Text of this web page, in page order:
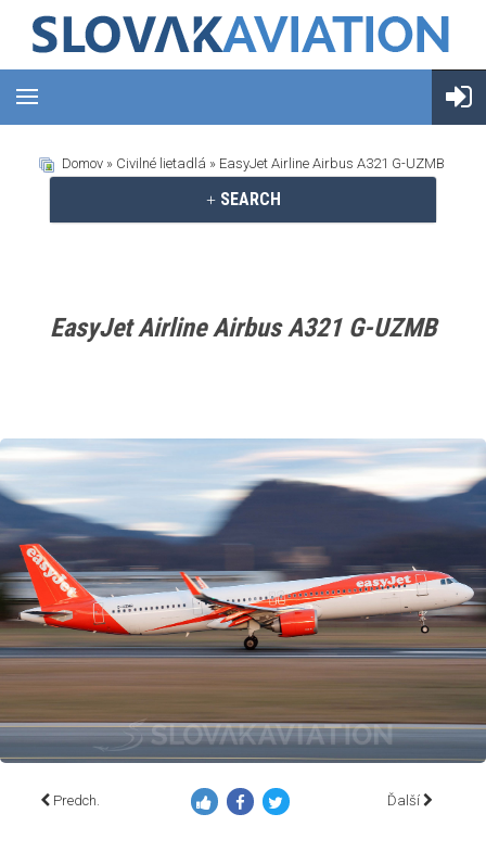
Domov » Civilné lietadlá » EasyJet Airline Airbus A321 G-UZMB
SEARCH
EasyJet Airline Airbus A321 G-UZMB
Predch. Ďalší